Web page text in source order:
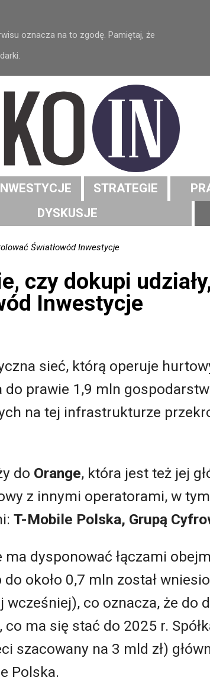
oznacza na to zgodę. Pamiętaj, że
STRATEGIE
DYSKUSJE
Światłowód Inwestycje
czy dokupi
Inwestycje
sieć, którą operuje
do prawie 1,9 mln
na tej infrastrukturze
do Orange, która jest też jej
z innymi operatorami, w
T-Mobile Polska, Grupą
ma dysponować łączami
około 0,7 mln został
co oznacza, że do
ma się stać do 2025 r.
szacowany na 3 mld zł)
Polska.